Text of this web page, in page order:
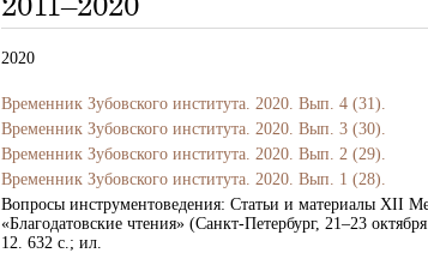
2020
Временник Зубовского института. 2020. Вып. 4 (31).
Временник Зубовского института. 2020. Вып. 3 (30).
Временник Зубовского института. 2020. Вып. 2 (29).
Временник Зубовского института. 2020. Вып. 1 (28).
Вопросы инструментоведения: Статьи и материалы ХII
«Благодатовские чтения» (Санкт-Петербург, 21–23
12. 632 с.; ил.